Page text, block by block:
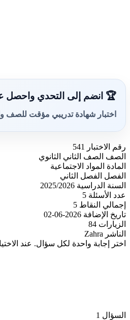
🏆 انضم إلى التحدي واحصل
اختبار شهادة تدريبي مؤقت للصف
رقم الاختبار
541
الصف الصف الثاني الثانوي
المادة المواد الاجتماعية
الفصل الفصل الثاني
السنة الدراسية 2025/2026
عدد الأسئلة 5
إجمالي النقاط 5
تاريخ الإضافة 2026-06-02
الزيارات 84
الناشر Zahra
اختر إجابة واحدة لكل سؤال. عند
السؤال 1